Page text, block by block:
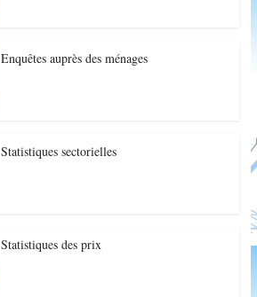
Enquêtes auprès des ménages
Statistiques sectorielles
Statistiques des prix